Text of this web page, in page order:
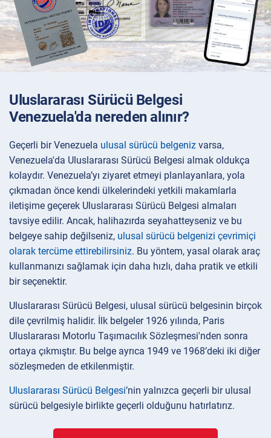
Uluslararası Sürücü Belgesi
Venezuela'da nereden alınır?
Geçerli bir Venezuela ulusal sürücü belgeniz varsa,
Venezuela'da Uluslararası Sürücü Belgesi almak oldukça
kolaydır. Venezuela’yı ziyaret etmeyi planlayanlara, yola
çıkmadan önce kendi ülkelerindeki yetkili makamlarla
iletişime geçerek Uluslararası Sürücü Belgesi almaları
tavsiye edilir. Ancak, halihazırda seyahatteyseniz ve bu
belgeye sahip değilseniz, ulusal sürücü belgenizi çevrimiçi
olarak tercüme ettirebilirsiniz. Bu yöntem, yasal olarak araç
kullanmanızı sağlamak için daha hızlı, daha pratik ve etkili
bir seçenektir.
Uluslararası Sürücü Belgesi, ulusal sürücü belgesinin birçok
dile çevrilmiş halidir. İlk belgeler 1926 yılında, Paris
Uluslararası Motorlu Taşımacılık Sözleşmesi'nden sonra
ortaya çıkmıştır. Bu belge ayrıca 1949 ve 1968’deki iki diğer
sözleşmeden de etkilenmiştir.
Uluslararası Sürücü Belgesi’nin yalnızca geçerli bir ulusal
sürücü belgesiyle birlikte geçerli olduğunu hatırlatırız.